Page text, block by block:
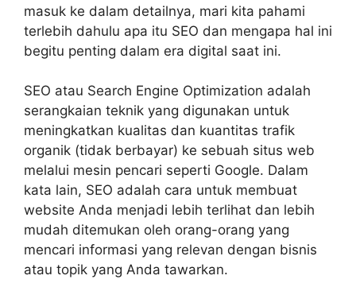
masuk ke dalam detailnya, mari kita pahami
terlebih dahulu apa itu SEO dan mengapa hal ini
begitu penting dalam era digital saat ini.
SEO atau Search Engine Optimization adalah
serangkaian teknik yang digunakan untuk
meningkatkan kualitas dan kuantitas trafik
organik (tidak berbayar) ke sebuah situs web
melalui mesin pencari seperti Google. Dalam
kata lain, SEO adalah cara untuk membuat
website Anda menjadi lebih terlihat dan lebih
mudah ditemukan oleh orang-orang yang
mencari informasi yang relevan dengan bisnis
atau topik yang Anda tawarkan.